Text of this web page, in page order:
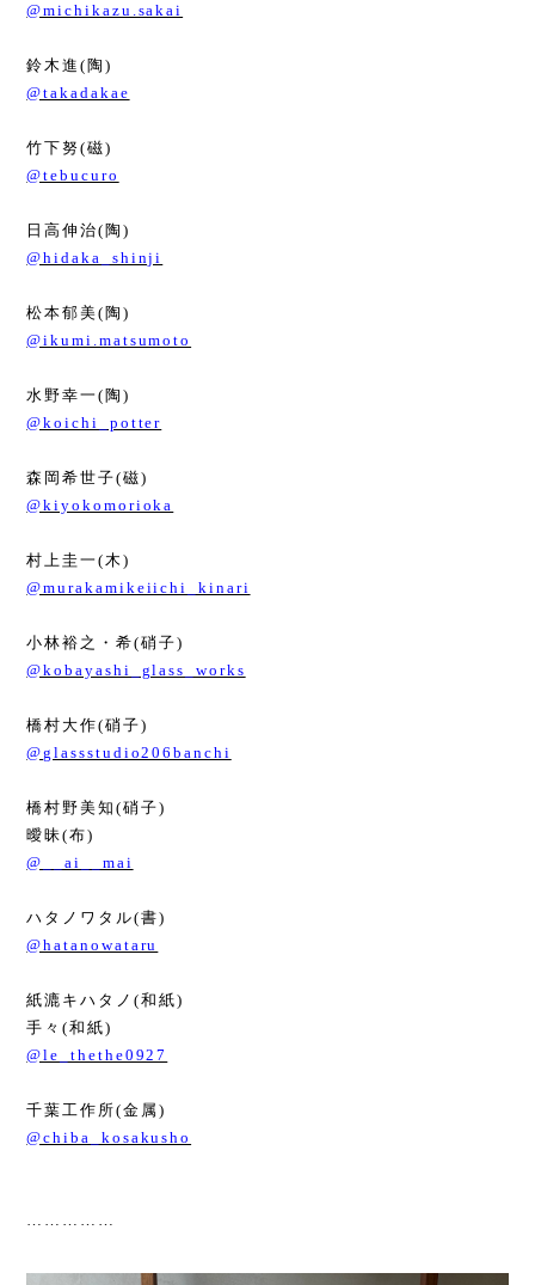
@michikazu.sakai
鈴木進( 陶 )
@takadakae
竹下努(磁)
@tebucuro
日高伸治( 陶 )
@hidaka_shinji
松本郁美( 陶 )
@ikumi.matsumoto
水野幸一( 陶 )
@koichi_potter
森岡希世子(磁)
@kiyokomorioka
村上圭一(木 )
@murakamikeiichi_kinari
小林裕之・希(硝子)
@kobayashi_glass_works
橋村大作(硝子)
@glassstudio206banchi
橋村野美知 (硝子)
曖昧(布)
@__ai__mai
ハタノワタル(書)
@hatanowataru
紙漉キハタノ (和紙)
手々(和紙)
@le_thethe0927
千葉工作所(金属)
@chiba_kosakusho
……………